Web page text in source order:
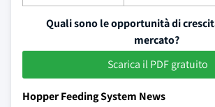
Quali sono le opportunità di
mercato?
Scarica il PDF gratuito
Hopper Feeding System News